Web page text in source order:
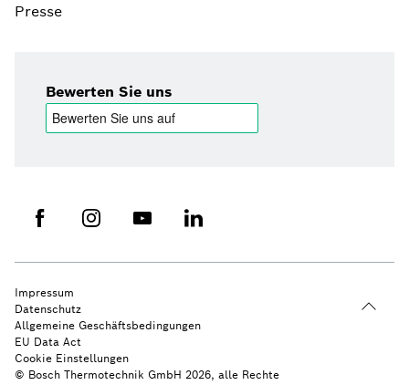
Presse
Bewerten Sie uns
© Bosch Thermotechnik GmbH 2026, alle Rechte
Impressum
Datenschutz
Allgemeine Geschäftsbedingungen
EU Data Act
Cookie Einstellungen